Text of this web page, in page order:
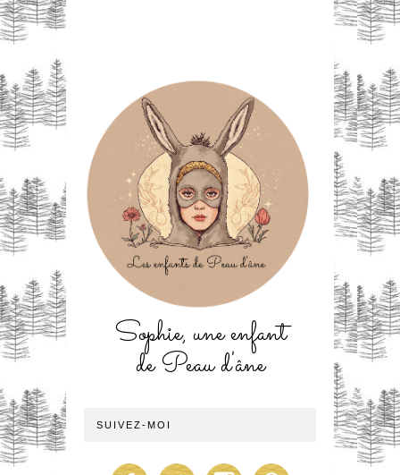
Sophie, une enfant
de Peau d'âne
SUIVEZ-MOI